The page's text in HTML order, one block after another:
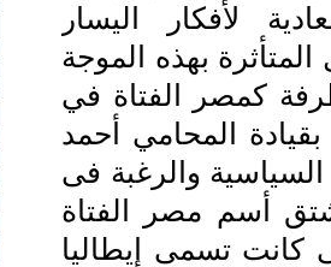
لأفكار اليسار
بهذه الموجة
كمصر الفتاة في
المحامي أحمد
والرغبة فى
أسم مصر الفتاة
كانت تسمى إيطاليا